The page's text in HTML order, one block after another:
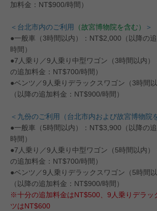
加料金：NT$900/時間）
＜台北市内のご利用 （故宮博物院を含む）
＞
●一般車（3時間以内）：NT$2,000（以降の
時間）
●7人乗り／9人乗り中型ワゴン（3時間以内
の追加料金：NT$700/時間）
●ベンツ／9人乗りデラックスワゴン（3時間
（以降の追加料金：NT$900/時間）
＜九份のご利用（台北市内および故宮博物院
●一般車（5時間以内）：NT$3,900（以降の
時間）
●7人乗り／9人乗り中型ワゴン（5時間以内
の追加料金：NT$700/時間）
●ベンツ／9人乗りデラックスワゴン（5時間
（以降の追加料金：NT$900/時間）
※十分の追加料金はNT$500、9人乗りデラッ
ツはNT$600